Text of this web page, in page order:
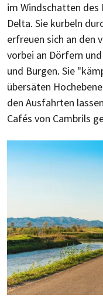
im Wind­schat­ten
Del­ta. Sie kur­beln
er­freu­en sich an den
vor­bei an Dör­fern
und Bur­gen. Sie
über­sä­ten
den Aus­fahr­ten
Cafés von Cam­brils